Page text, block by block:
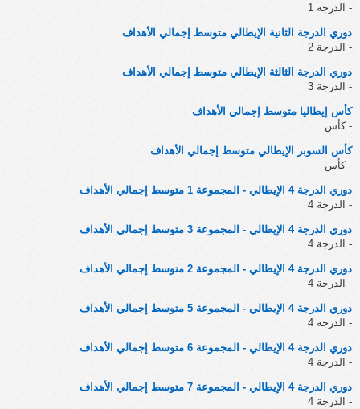
- الدرجة 1
دوري الدرجة الثانية الإيطالي متوسط إجمالي الأهداف
- الدرجة 2
دوري الدرجة الثالثة الإيطالي متوسط إجمالي الأهداف
- الدرجة 3
كأس إيطاليا متوسط إجمالي الأهداف
- كأس
كأس السوبر الإيطالي متوسط إجمالي الأهداف
- كأس
دوري الدرجة 4 الإيطالي - المجموعة 1 متوسط إجمالي الأهداف
- الدرجة 4
دوري الدرجة 4 الإيطالي - المجموعة 3 متوسط إجمالي الأهداف
- الدرجة 4
دوري الدرجة 4 الإيطالي - المجموعة 2 متوسط إجمالي الأهداف
- الدرجة 4
دوري الدرجة 4 الإيطالي - المجموعة 5 متوسط إجمالي الأهداف
- الدرجة 4
دوري الدرجة 4 الإيطالي - المجموعة 6 متوسط إجمالي الأهداف
- الدرجة 4
دوري الدرجة 4 الإيطالي - المجموعة 7 متوسط إجمالي الأهداف
- الدرجة 4